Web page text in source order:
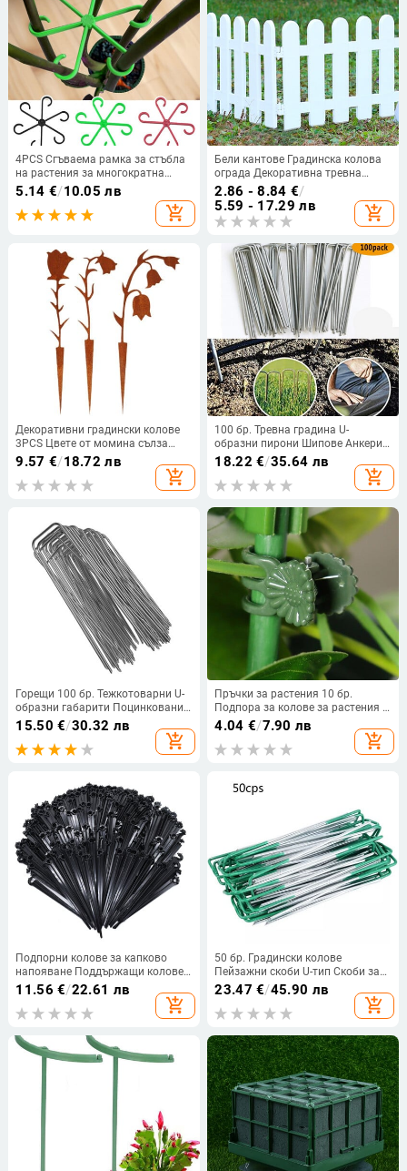
4PCS Сгъваема рамка за стъбла
на растения за многократна
употреба Градински инструменти
Решетка без залог Поддръжка за
стъбла на растения Поддържащи
клони Органайзер за стъбла
5.14 €/10.05 лв
add_shopping_cart
Бели кантове Градинска колова
ограда Декоративна тревна
площ Цветни лехи Градини за
растения за вили на закрито и на
открито
2.86 - 8.84 €/
5.59 - 17.29 лв
add_shopping_cart
Декоративни градински колове
3PCS Цвете от момина сълза
Метален силует Декоративни
градински колове Рустик
градински статуи на открито
9.57 €/18.72 лв
add_shopping_cart
100 бр. Тревна градина U-
образни пирони Шипове Анкери
за изкуствена трева
Обезопасяване на огради Филм
Бариера срещу плевели
18.22 €/35.64 лв
add_shopping_cart
Горещи 100 бр. Тежкотоварни U-
образни габарити Поцинковани
стоманени градински колове
Закрепващи колчета с телбод за
закрепване на плат Пейзажна
15.50 €/30.32 лв
add_shopping_cart
Пръчки за растения 10 бр.
Подпора за колове за растения с
20-метрови връзки Пръчки за
опора на стъблата на
растенията, за да поддържате
4.04 €/7.90 лв
add_shopping_cart
Подпорни колове за капково
напояване Поддържащи колове
за капково напояване за
напояване на градини Тревни
площи Двор IMNT
11.56 €/22.61 лв
add_shopping_cart
50 бр. Градински колове
Пейзажни скоби U-тип Скоби за
трева за изкуствена трева
Устойчиви на ръжда копка
Щифтове Закрепващи огради
23.47 €/45.90 лв
add_shopping_cart